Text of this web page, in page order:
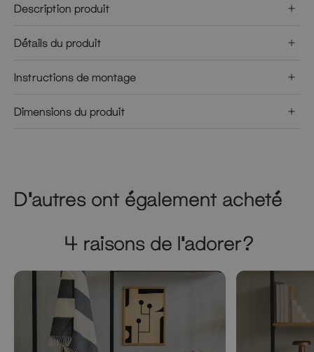
Description produit
Détails du produit
Instructions de montage
Dimensions du produit
D'autres ont également acheté
4 raisons de l'adorer?